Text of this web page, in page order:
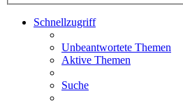
Schnellzugriff
Unbeantwortete Themen
Aktive Themen
Suche